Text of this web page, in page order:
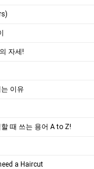
자세!
이유
때 쓰는 용어 A to Z!
a Haircut